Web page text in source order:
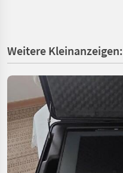
Weitere Kleinanzeigen: